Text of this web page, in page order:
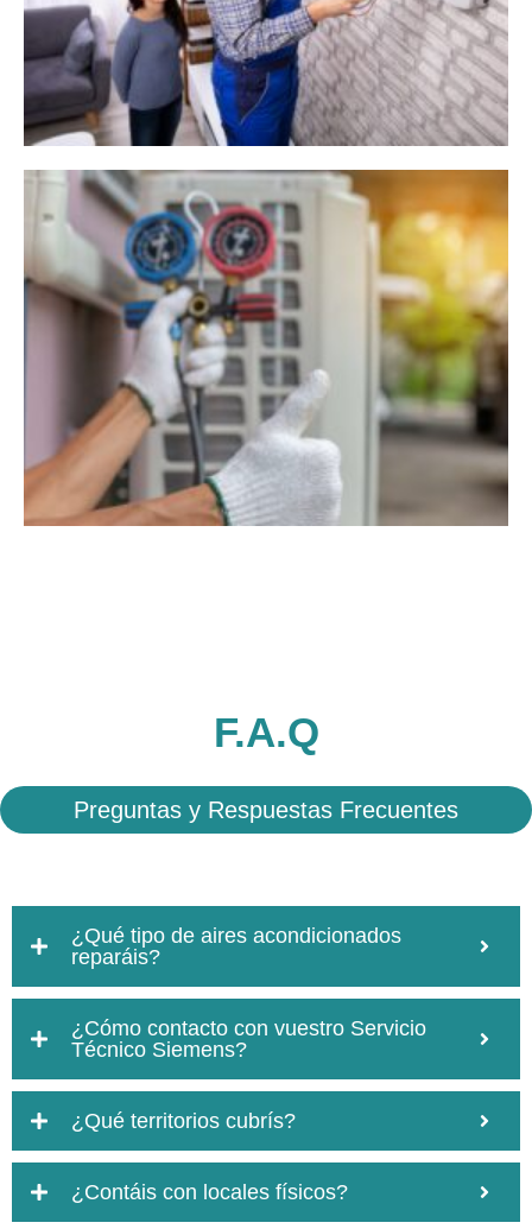
F.A.Q
Preguntas y Respuestas Frecuentes
¿Qué tipo de aires acondicionados
reparáis?
¿Cómo contacto con vuestro Servicio
Técnico Siemens?
¿Qué territorios cubrís?
¿Contáis con locales físicos?